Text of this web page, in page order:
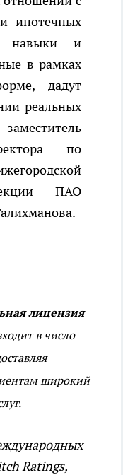
ипотечных
навыки и
в рамках
дадут
реальных
по
ПАО
лицензия
в число
широкий
Ratings,